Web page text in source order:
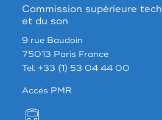
Commission supérieure
et du son
9 rue Baudoin
75013 Paris France
Tel. +33 (1) 53 04 44 00
Accés PMR